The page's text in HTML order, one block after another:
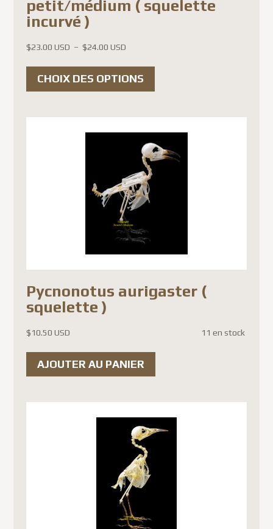
petit/médium ( squelette
incurvé )
$23.00 USD – $24.00 USDPlage
prix :
$24.00 USD
CHOIX DES OPTIONS
Ce
plusieurs
Les
page
du
Pycnonotus aurigaster (
squelette )
$10.50 USD 11 en stock
AJOUTER AU PANIER